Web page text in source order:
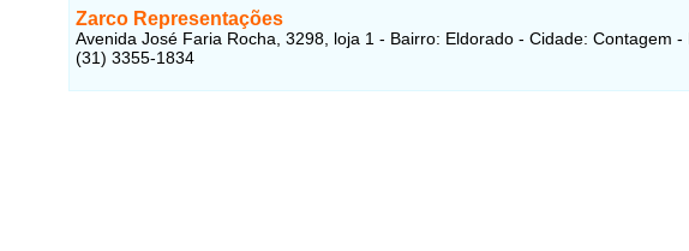
Zarco Representações
Avenida José Faria Rocha, 3298, loja 1 - Bairro: Eldorado - Cidade: Contagem -
(31) 3355-1834